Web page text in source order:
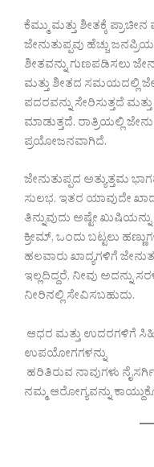
ಕೆಮ್ಮು ಮತ್ತು ಶೀತಕ್ಕೆ
ಜೇನುತುಪ್ಪವು ಹೆಚ್ಚು
ಶೀತವನ್ನು ಗುಣಪಡಿಸಲು
ಮತ್ತು ಶೀತದ ಸಮಯದಲ್ಲಿ
ಪದರವನ್ನು ಸೇರಿಸುತ್ತದೆ
ಮಾಡುತ್ತದೆ. ರಾತ್ರಿಯಲ್ಲಿ
ಪ್ರಯೋಜನವಾಗಿದೆ.
ಜೇನುತುಪ್ಪದ ಅತ್ಯುತ್ತಮ
ಸುಲಭ. ಇತರ ಯಾವುದೇ
ತಿನ್ನುವುದು ಅಷ್ಟೇ
ಕ್ರೀಮ್, ಒಂದು ಬಟ್ಟಲು
ಹಲವಾರು ಖಾದ್ಯಗಳಿಗೆ
ಇಲ್ಲದಿದ್ದರೆ, ನೀವು ಅದನ್ನು
ನೀರಿನಲ್ಲಿ ಸೇವಿಸಬಹುದು.
ಆಧರ ಮತ್ತು ಉದರಗಳಿಗೆ
ಉಪಯೋಗಗಳನ್ನು
ಹರಿತಿರುವ ನಾವುಗಳು
ನಮ್ಮ ಆರೋಗ್ಯವನ್ನು